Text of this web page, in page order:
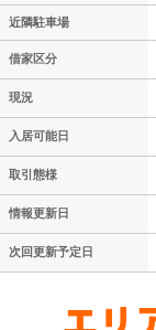
近隣駐車場
借家区分
現況
入居可能日
取引態様
情報更新日
次回更新予定日